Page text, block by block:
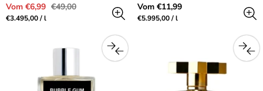
Verkaufspreis
Vom €6,99 Regulärer
€49,00
Preis
€3.495,00/pro
l
Regulärer
Preis
Vom €11,99
Preis
€5.995,00/pro
l